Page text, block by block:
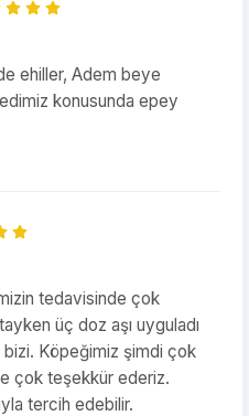
ehiller, Adem beye
konusunda epey
tedavisinde çok
üç doz aşı uyguladı
Köpeğimiz şimdi çok
çok teşekkür ederiz.
tercih edebilir.